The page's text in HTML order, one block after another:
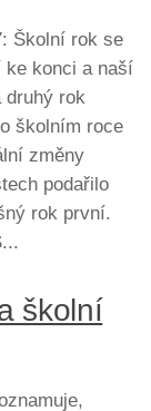
Školní rok se
ke konci a naší
druhý rok
školním roce
změny
podařilo
rok první.
školní